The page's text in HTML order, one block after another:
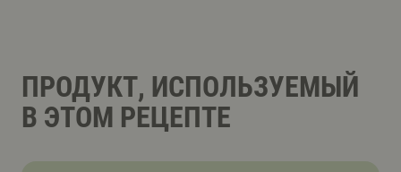
ПРОДУКТ, ИСПОЛЬЗУЕМЫЙ
В ЭТОМ РЕЦЕПТЕ